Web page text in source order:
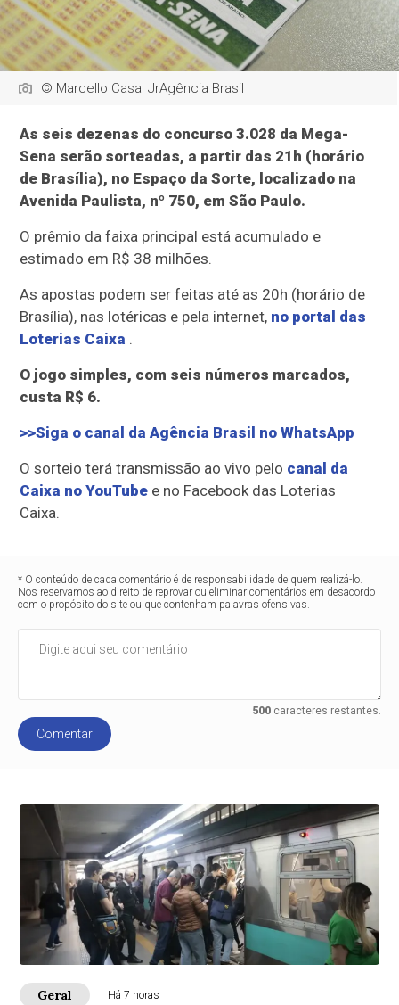
© Marcello Casal JrAgência Brasil
As seis dezenas do concurso 3.028 da Mega-
Sena serão sorteadas, a partir das 21h (horário
de Brasília), no Espaço da Sorte, localizado na
Avenida Paulista, nº 750, em São Paulo.
O prêmio da faixa principal está acumulado e
estimado em R$ 38 milhões.
As apostas podem ser feitas até as 20h (horário de
Brasília), nas lotéricas e pela internet, no portal das
Loterias Caixa .
O jogo simples, com seis números marcados,
custa R$ 6.
>>Siga o canal da Agência Brasil no WhatsApp
O sorteio terá transmissão ao vivo pelo canal da
Caixa no YouTube e no Facebook das Loterias
Caixa.
* O conteúdo de cada comentário é de responsabilidade de quem realizá-lo.
Nos reservamos ao direito de reprovar ou eliminar comentários em desacordo
com o propósito do site ou que contenham palavras ofensivas.
500caracteres restantes.
Comentar
Geral Há 7 horas